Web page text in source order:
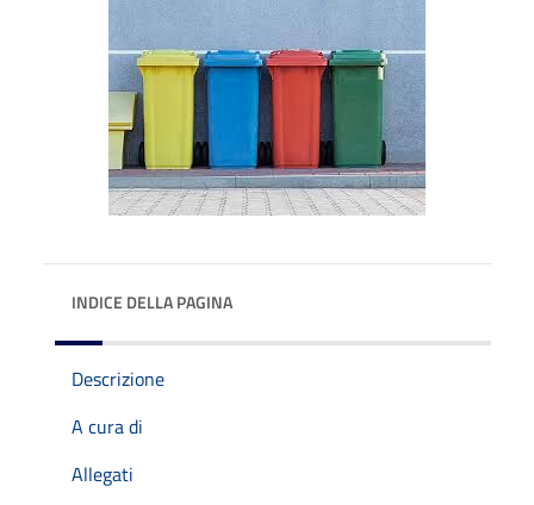
INDICE DELLA PAGINA
Descrizione
A cura di
Allegati